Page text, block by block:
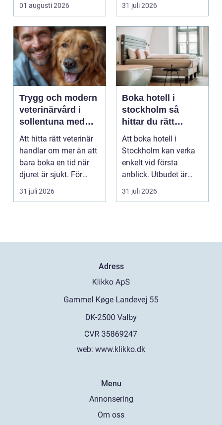
mängder...
01 augusti 2026 31 juli 2026
Trygg och modern
veterinärvård i
sollentuna med
omnejd
Att hitta rätt veterinär
handlar om mer än att
bara boka en tid när
djuret är sjukt. För
många djurä...
31 juli 2026
Boka hotell i
stockholm så
hittar du rätt
boende för din
vistelse
Att boka hotell i
Stockholm kan verka
enkelt vid första
anblick. Utbudet är
stort, standarden är
gen...
31 juli 2026
Adress
web: www.klikko.dk
Menu
Annonsering
Om oss